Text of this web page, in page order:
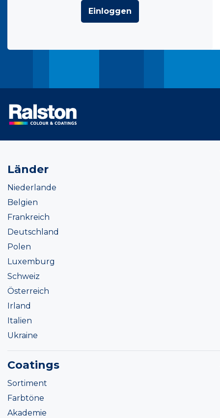
Einloggen
Länder
Niederlande
Belgien
Frankreich
Deutschland
Polen
Luxemburg
Schweiz
Österreich
Irland
Italien
Ukraine
Coatings
Sortiment
Farbtöne
Akademie